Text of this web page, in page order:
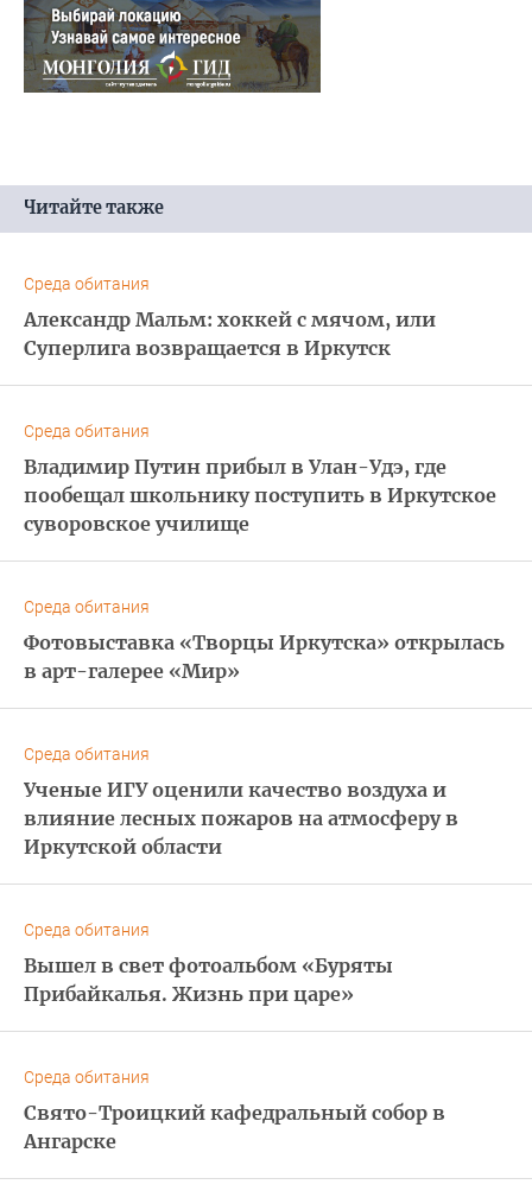
Читайте также
Среда обитания
Александр Мальм: хоккей с мячом, или
Суперлига возвращается в Иркутск
Среда обитания
Владимир Путин прибыл в Улан-Удэ, где
пообещал школьнику поступить в Иркутское
суворовское училище
Среда обитания
Фотовыставка «Творцы Иркутска» открылась
в арт-галерее «Мир»
Среда обитания
Ученые ИГУ оценили качество воздуха и
влияние лесных пожаров на атмосферу в
Иркутской области
Среда обитания
Вышел в свет фотоальбом «Буряты
Прибайкалья. Жизнь при царе»
Среда обитания
Свято-Троицкий кафедральный собор в
Ангарске